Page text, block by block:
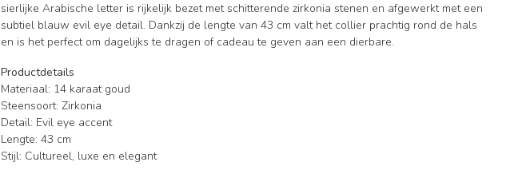
sierlijke Arabische letter is rijkelijk bezet met schitterende zirkonia stenen en afgewerkt met een
subtiel blauw evil eye detail. Dankzij de lengte van 43 cm valt het collier prachtig rond de hals
en is het perfect om dagelijks te dragen of cadeau te geven aan een dierbare.
Productdetails
Materiaal: 14 karaat goud
Steensoort: Zirkonia
Detail: Evil eye accent
Lengte: 43 cm
Stijl: Cultureel, luxe en elegant